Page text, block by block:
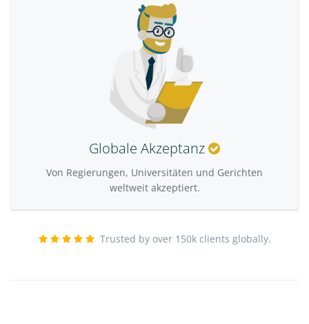
Globale Akzeptanz
Von Regierungen, Universitäten und Gerichten
weltweit akzeptiert.
Trusted by over 150k clients globally.